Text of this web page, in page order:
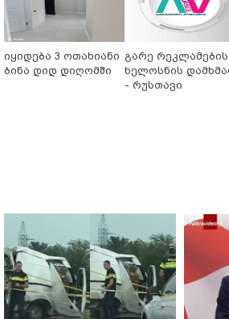
იყიდება 3 ოთახიანი
ბინა დიდ დიღომში
გარე რეკლამების
ხელოსნის
- რუსთავი